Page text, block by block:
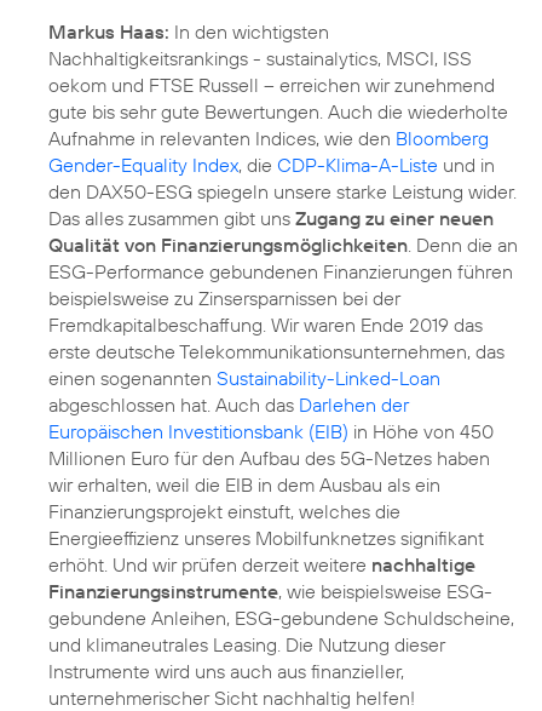
Markus Haas: In den wichtigsten
Nachhaltigkeitsrankings - sustainalytics, MSCI, ISS
oekom und FTSE Russell – erreichen wir zunehmend
gute bis sehr gute Bewertungen. Auch die wiederholte
Aufnahme in relevanten Indices, wie den Bloomberg
Gender-Equality Index, die CDP-Klima-A-Liste und in
den DAX50-ESG spiegeln unsere starke Leistung wider.
Das alles zusammen gibt uns Zugang zu einer neuen
Qualität von Finanzierungsmöglichkeiten . Denn die an
ESG-Performance gebundenen Finanzierungen führen
beispielsweise zu Zinsersparnissen bei der
Fremdkapitalbeschaffung. Wir waren Ende 2019 das
erste deutsche Telekommunikationsunternehmen, das
einen sogenannten Sustainability-Linked-Loan
abgeschlossen hat. Auch das Darlehen der
Europäischen Investitionsbank (EIB) in Höhe von 450
Millionen Euro für den Aufbau des 5G-Netzes haben
wir erhalten, weil die EIB in dem Ausbau als ein
Finanzierungsprojekt einstuft, welches die
Energieeffizienz unseres Mobilfunknetzes signifikant
erhöht. Und wir prüfen derzeit weitere nachhaltige
Finanzierungsinstrumente, wie beispielsweise ESG-
gebundene Anleihen, ESG-gebundene Schuldscheine,
und klimaneutrales Leasing. Die Nutzung dieser
Instrumente wird uns auch aus finanzieller,
unternehmerischer Sicht nachhaltig helfen!